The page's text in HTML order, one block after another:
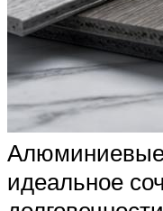
идеальное